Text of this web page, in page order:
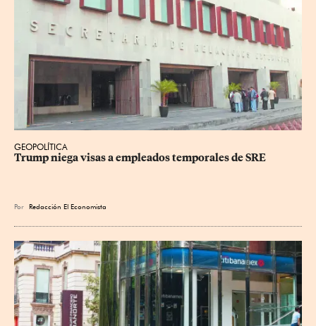
GEOPOLÍTICA
Trump niega visas a empleados temporales de SRE
Por Redacción El Economista